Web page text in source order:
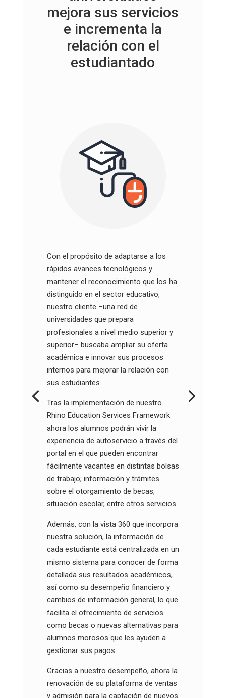
mejora sus servicios
e incrementa la
relación con el
estudiantado
Con el propósito de adaptarse a los
rápidos avances tecnológicos y
mantener el reconocimiento que los ha
distinguido en el sector educativo,
nuestro cliente –una red de
universidades que prepara
profesionales a nivel medio superior y
superior– buscaba ampliar su oferta
académica e innovar sus procesos
internos para mejorar la relación con
sus estudiantes.
Tras la implementación de nuestro
Rhino Education Services Framework
ahora los alumnos podrán vivir la
experiencia de autoservicio a través del
portal en el que pueden encontrar
fácilmente vacantes en distintas bolsas
de trabajo; información y trámites
sobre el otorgamiento de becas,
situación escolar, entre otros servicios.
Además, con la vista 360 que incorpora
nuestra solución, la información de
cada estudiante está centralizada en un
mismo sistema para conocer de forma
detallada sus resultados académicos,
así como su desempeño financiero y
cambios de información general, lo que
facilita el ofrecimiento de servicios
como becas o nuevas alternativas para
alumnos morosos que les ayuden a
gestionar sus pagos.
Gracias a nuestro desempeño, ahora la
renovación de su plataforma de ventas
y admisión para la captación de nuevos